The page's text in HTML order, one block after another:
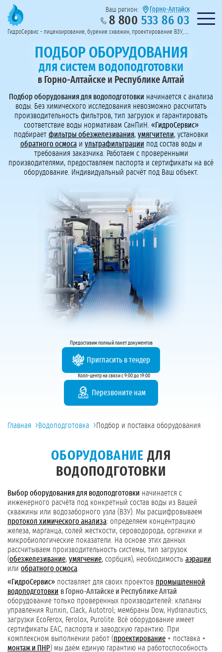
Предоставим полный пакет документов
Пригласить в тендер
Колл-центр на связи с 9:00 до 19:00
Перезвоните мне!
Ваш регион: Горно-Алтайск
8 800 533 86 03 Нужна
ГидроСервис - лицензирование, бурение скважин, проектирование ВЗУ, системы водоподготовки
ПОДБОР ОБОРУДОВАНИЯ
для систем водоподготовки
в Горно-Алтайске и Республике Алтай
Подбор оборудования для водоподготовки начинается с анализа
воды. Без химического исследования невозможно рассчитать
производительность фильтров, тип загрузок и гарантировать
соответствие воды нормативам СанПиН. «ГидроСервис»
подбирает фильтры обезжелезивания, умягчители, установки
обратного осмосаи ультрафильтрации под состав воды и
требования заказчика. Работаем с проверенными
производителями, предоставляем паспорта и сертификаты на всё
оборудование. Индивидуальный расчёт под Ваш объект.
Предоставим полный пакет документов
Пригласить в тендер
Колл-центр на связи с 9:00 до 19:00
Перезвоните нам
Главная ›Водоподготовка ›Подбор и поставка оборудования
ОБОРУДОВАНИЕ ДЛЯ
ВОДОПОДГОТОВКИ
Выбор оборудования для водоподготовки начинается с
инженерного расчёта под конкретный состав воды из Вашей
скважины или водозаборного узла (ВЗУ). Мы расшифровываем
протокол химического анализа: определяем концентрацию
железа, марганца, солей жесткости, сероводорода, органики и
микробиологические показатели. На основе этих данных
рассчитываем производительность системы, тип загрузок
(обезжелезивание, умягчение, сорбция), необходимость аэрации
или обратного осмоса
«ГидроСервис» поставляет для своих проектов промышленной
водоподготовки в Горно-Алтайске и Республике Алтай
оборудование только проверенных производителей: клапаны
управления Runxin, Clack, Autotrol; мембраны Dow, Hydranautics;
загрузки EcoFerox, Ferolox, Purolite. Всё оборудование имеет
сертификаты ЕАС, паспорта и заводскую гарантию. При
комплексном выполнении работ (проектирование + поставка +
монтаж и ПНР) мы даём единую гарантию на работоспособность